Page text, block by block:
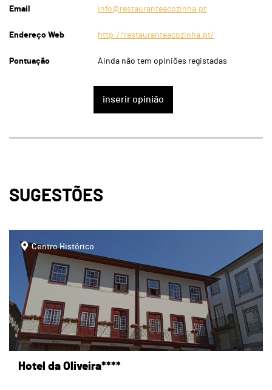
Email info@restauranteacozinha.pt
Endereço Web http://restauranteacozinha.pt/
Pontuação Ainda não tem opiniões registadas
inserir opinião
SUGESTÕES
Centro Histórico
Hotel da Oliveira****